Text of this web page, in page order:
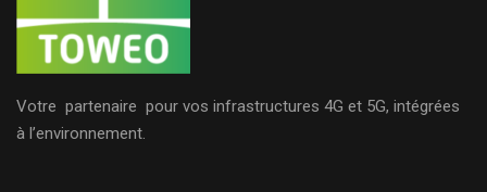
Votre partenaire pour vos infrastructures 4G et 5G, intégrées
à l’environnement.